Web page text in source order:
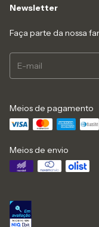
Newsletter
Faça parte da nossa
Meios de pagamento
Meios de envio